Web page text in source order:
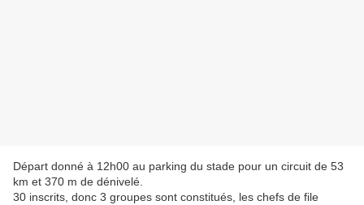
Départ donné à 12h00 au parking du stade pour un circuit de 53
km et 370 m de dénivelé.
30 inscrits, donc 3 groupes sont constitués, les chefs de file